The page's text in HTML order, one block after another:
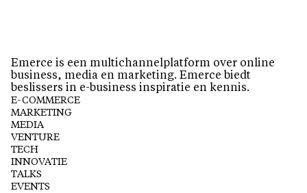
Emerce is een multichannelplatform over online
business, media en marketing. Emerce biedt
beslissers in e-business inspiratie en kennis.
E-COMMERCE
MARKETING
MEDIA
VENTURE
TECH
INNOVATIE
TALKS
EVENTS